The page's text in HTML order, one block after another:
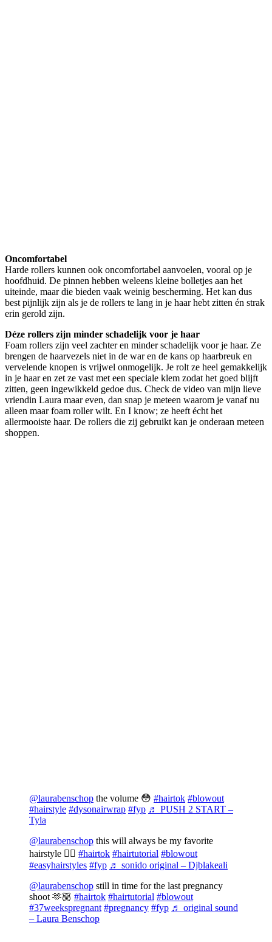
Oncomfortabel
Harde rollers kunnen ook oncomfortabel aanvoelen, vooral op je
hoofdhuid. De pinnen hebben weleens kleine bolletjes aan het
uiteinde, maar die bieden vaak weinig bescherming. Het kan dus
best pijnlijk zijn als je de rollers te lang in je haar hebt zitten én strak
erin gerold zijn.
Déze rollers zijn minder schadelijk voor je haar
Foam rollers zijn veel zachter en minder schadelijk voor je haar. Ze
brengen de haarvezels niet in de war en de kans op haarbreuk en
vervelende knopen is vrijwel onmogelijk. Je rolt ze heel gemakkelijk
in je haar en zet ze vast met een speciale klem zodat het goed blijft
zitten, geen ingewikkeld gedoe dus. Check de video van mijn lieve
vriendin Laura maar even, dan snap je meteen waarom je vanaf nu
alleen maar foam roller wilt. En I know; ze heeft écht het
allermooiste haar. De rollers die zij gebruikt kan je onderaan meteen
shoppen.
@laurabenschop the volume 😳 #hairtok #blowout
#hairstyle #dysonairwrap #fyp ♬ PUSH 2 START –
Tyla
@laurabenschop this will always be my favorite
hairstyle 😮‍💨 #hairtok #hairtutorial #blowout
#easyhairstyles #fyp ♬ sonido original – Djblakeali
@laurabenschop still in time for the last pregnancy
shoot 🫶🏼 #hairtok #hairtutorial #blowout
#37weekspregnant #pregnancy #fyp ♬ original sound
– Laura Benschop